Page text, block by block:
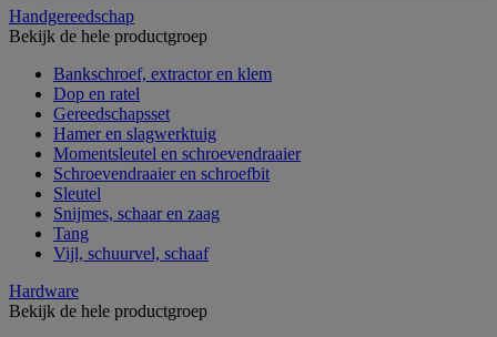
Handgereedschap
Bekijk de hele productgroep
Bankschroef, extractor en klem
Dop en ratel
Gereedschapsset
Hamer en slagwerktuig
Momentsleutel en schroevendraaier
Schroevendraaier en schroefbit
Sleutel
Snijmes, schaar en zaag
Tang
Vijl, schuurvel, schaaf
Hardware
Bekijk de hele productgroep